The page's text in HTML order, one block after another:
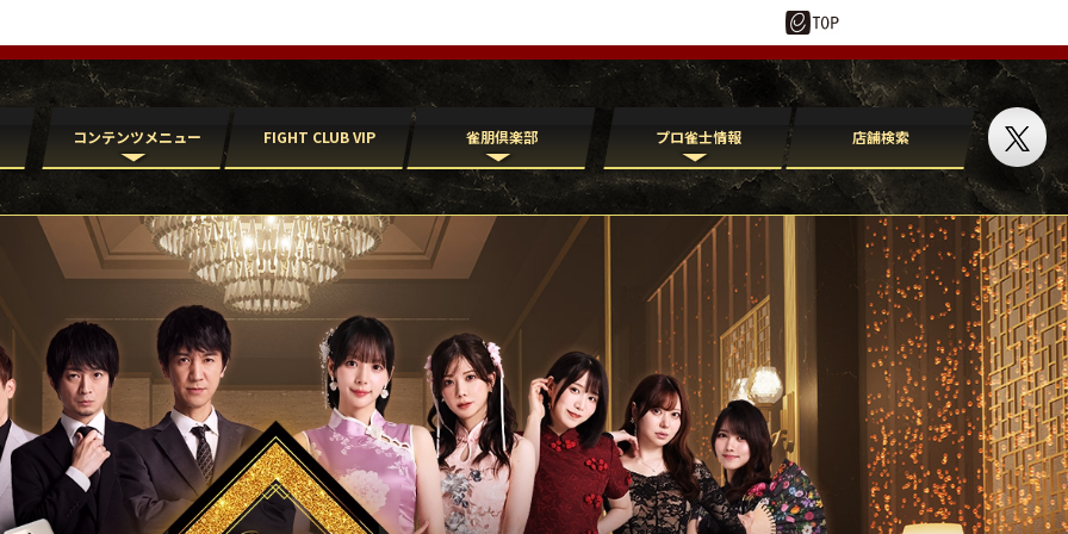
コンテンツメニュー FIGHT CLUBVIP 雀朋倶楽部 プロ雀士情報 店舗検索